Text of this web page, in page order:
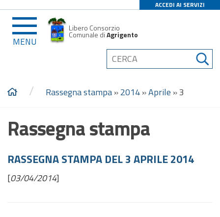
ACCEDI AI SERVIZI
MENU
Libero Consorzio
Comunale diAgrigento
/ Rassegna stampa»2014»Aprile »3
Rassegna stampa
RASSEGNA STAMPA DEL 3 APRILE 2014
[03/04/2014]